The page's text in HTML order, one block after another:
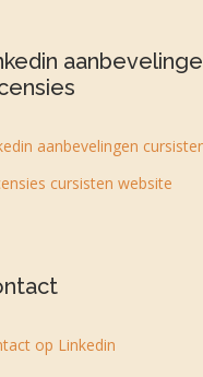
aanbevelingen
cursisten website
op Linkedin